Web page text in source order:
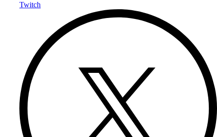
Twitch